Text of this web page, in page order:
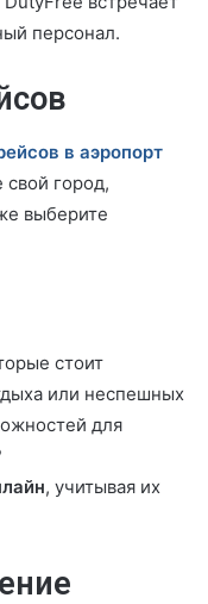
персонал.
в аэропорт
город,
выберите
стоит
или неспешных
для
, учитывая их